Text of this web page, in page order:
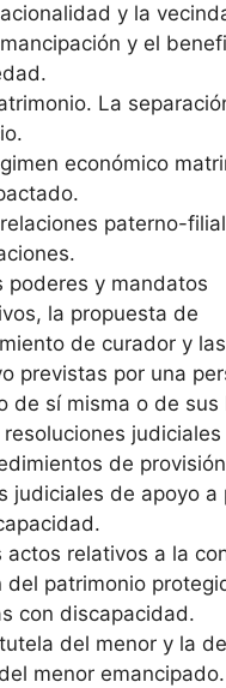
y la
y el
La
económico
paterno-
poderes y mandatos
la propuesta de
de curador y
previstas por una
de sí misma o de sus
resoluciones
de
judiciales de apoyo a
actos relativos a la
del patrimonio
con discapacidad.
del menor y la
menor emancipado.